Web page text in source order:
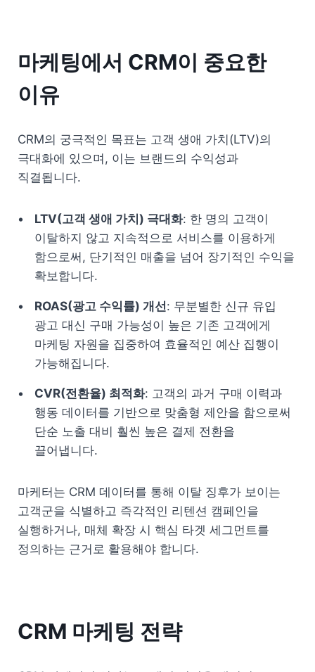
마케팅에서 CRM이 중요한
이유
CRM의 궁극적인 목표는 고객 생애 가치(LTV)의
극대화에 있으며, 이는 브랜드의 수익성과
직결됩니다.
LTV(고객 생애 가치) 극대화: 한 명의 고객이
이탈하지 않고 지속적으로 서비스를 이용하게
함으로써, 단기적인 매출을 넘어 장기적인 수익을
확보합니다.
ROAS(광고 수익률) 개선: 무분별한 신규 유입
광고 대신 구매 가능성이 높은 기존 고객에게
마케팅 자원을 집중하여 효율적인 예산 집행이
가능해집니다.
CVR(전환율) 최적화: 고객의 과거 구매 이력과
행동 데이터를 기반으로 맞춤형 제안을 함으로써
단순 노출 대비 훨씬 높은 결제 전환을
끌어냅니다.
마케터는 CRM 데이터를 통해 이탈 징후가 보이는
고객군을 식별하고 즉각적인 리텐션 캠페인을
실행하거나, 매체 확장 시 핵심 타겟 세그먼트를
정의하는 근거로 활용해야 합니다.
CRM 마케팅 전략